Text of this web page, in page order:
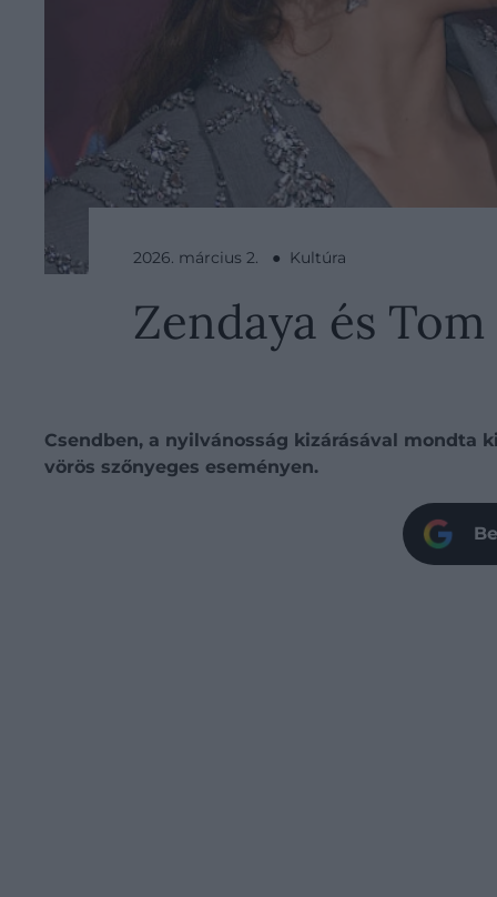
2026. március 2. ● Kultúra
Zendaya és
Csendben, a nyilvánosság kizárásával mondta
vörös szőnyeges eseményen.